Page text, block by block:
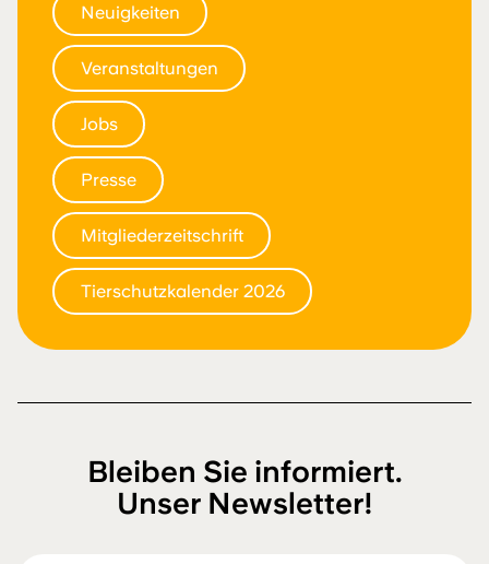
Neuigkeiten
Veranstaltungen
Jobs
Presse
Mitgliederzeitschrift
Tierschutzkalender 2026
Bleiben Sie informiert.
Unser Newsletter!